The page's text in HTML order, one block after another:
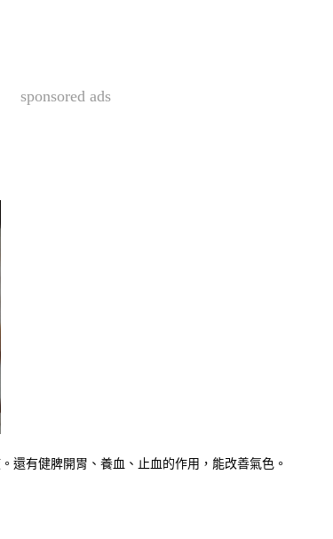
sponsored ads
。還有健脾開胃、養血、止血的作用，能改善氣色。